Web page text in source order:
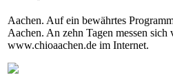
Aachen. Auf ein bewährtes
Aachen. An zehn Tagen messen
www.chioaachen.de im Internet.